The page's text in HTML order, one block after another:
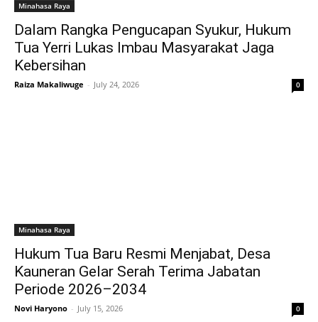
Minahasa Raya
Dalam Rangka Pengucapan Syukur, Hukum
Tua Yerri Lukas Imbau Masyarakat Jaga
Kebersihan
Raiza Makaliwuge - July 24, 2026 0
Minahasa Raya
Hukum Tua Baru Resmi Menjabat, Desa
Kauneran Gelar Serah Terima Jabatan
Periode 2026–2034
Novi Haryono - July 15, 2026 0